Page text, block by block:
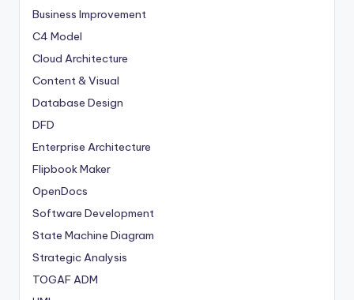
Business Improvement
C4 Model
Cloud Architecture
Content & Visual
Database Design
DFD
Enterprise Architecture
Flipbook Maker
OpenDocs
Software Development
State Machine Diagram
Strategic Analysis
TOGAF ADM